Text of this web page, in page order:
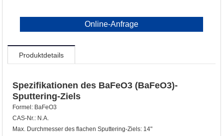
Online-Anfrage
Produktdetails
Spezifikationen des BaFeO3 (BaFeO3)-
Sputtering-Ziels
Formel: BaFeO3
CAS-Nr.: N.A.
Max. Durchmesser des flachen Sputtering-Ziels: 14"